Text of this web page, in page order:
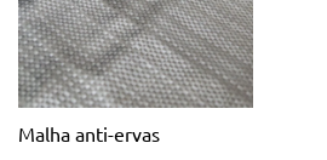
em conta o aumento das
último ano, isso permitirá que você
aproveite seu jardim por muito mais
Malha anti-ervas